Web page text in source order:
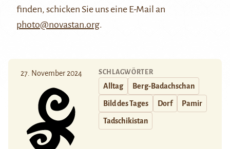
finden, schicken Sie uns eine E-Mail an
photo@novastan.org.
27. November 2024 SCHLAGWÖRTER
Alltag Berg-Badachschan
Bild des Tages Dorf Pamir
Tadschikistan